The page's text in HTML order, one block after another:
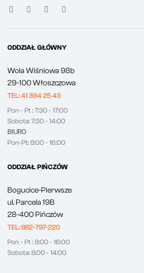
ODDZIAŁ GŁÓWNY
Wola Wiśniowa 98b
29-100 Włoszczowa
TEL: 41 394 25 43
Pon - Pt : 7:30 - 17:00
Sobota: 7:30 - 14:00
BIURO
Pon-Pt: 8:00 - 16:00
ODDZIAŁ PIŃCZÓW
Bogucice-Pierwsze
ul. Parcela 19B
28-400 Pińczów
TEL: 882-797-220
Pon - Pt : 8:00 - 16:00
Sobota: 8:00 - 14:00